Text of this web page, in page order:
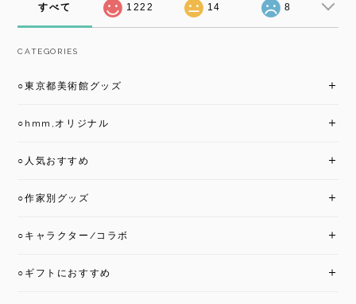
すべて 1222 14 8
CATEGORIES
○東京都美術館グッズ
○hmm,オリジナル
○人気おすすめ
○作家別グッズ
○キャラクター/コラボ
○ギフトにおすすめ